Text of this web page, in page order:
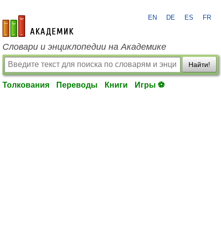
academic.ru
EN DE ES FR
Словари и энциклопедии на Академике
Найти!
Толкования Переводы Книги Игры ⚽